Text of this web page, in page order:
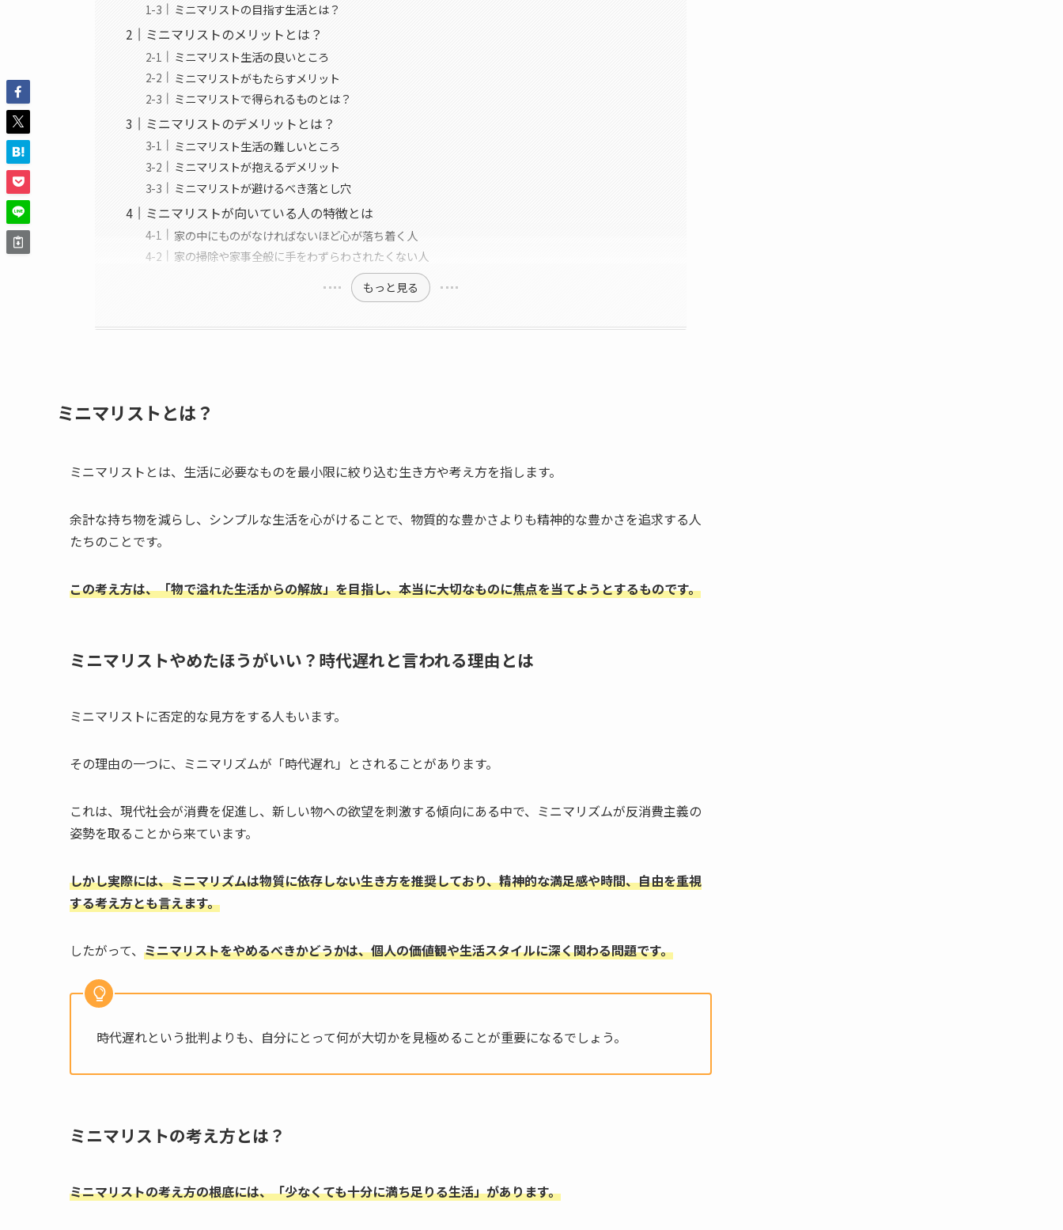
ミニマリストの目指す生活とは？
ミニマリストのメリットとは？
ミニマリスト生活の良いところ
ミニマリストがもたらすメリット
ミニマリストで得られるものとは？
ミニマリストのデメリットとは？
ミニマリスト生活の難しいところ
ミニマリストが抱えるデメリット
ミニマリストが避けるべき落とし穴
ミニマリストが向いている人の特徴とは
家の中にものがなければないほど心が落ち着く人
家の掃除や家事全般に手をわずらわされたくない人
もっと見る
ミニマリストとは？
ミニマリストとは、生活に必要なものを最小限に絞り込む生き方や考え方を指します。
余計な持ち物を減らし、シンプルな生活を心がけることで、物質的な豊かさよりも精神的な豊かさを追求する人
たちのことです。
この考え方は、「物で溢れた生活からの解放」を目指し、本当に大切なものに焦点を当てようとするものです。
ミニマリストやめたほうがいい？時代遅れと言われる理由とは
ミニマリストに否定的な見方をする人もいます。
その理由の一つに、ミニマリズムが「時代遅れ」とされることがあります。
これは、現代社会が消費を促進し、新しい物への欲望を刺激する傾向にある中で、ミニマリズムが反消費主義の
姿勢を取ることから来ています。
しかし実際には、ミニマリズムは物質に依存しない生き方を推奨しており、精神的な満足感や時間、自由を重視
する考え方とも言えます。
したがって、 ミニマリストをやめるべきかどうかは、個人の価値観や生活スタイルに深く関わる問題です。
時代遅れという批判よりも、自分にとって何が大切かを見極めることが重要になるでしょう。
ミニマリストの考え方とは？
ミニマリストの考え方の根底には、「少なくても十分に満ち足りる生活」があります。